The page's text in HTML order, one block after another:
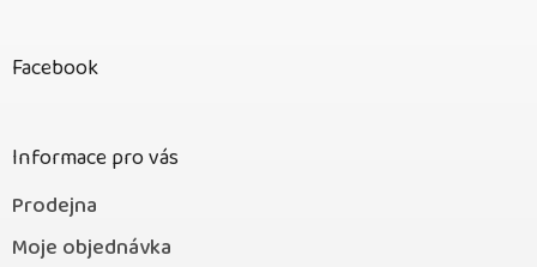
Facebook
Informace pro vás
Prodejna
Moje objednávka